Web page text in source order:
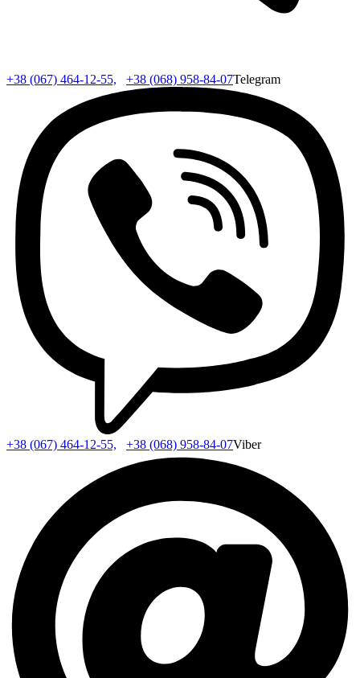
+38 (067) 464-12-55, +38 (068) 958-84-07Telegram
+38 (067) 464-12-55, +38 (068) 958-84-07Viber